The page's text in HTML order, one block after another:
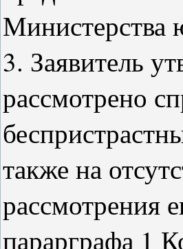
Министерства
3. Заявитель
рассмотрено
также на
рассмотрения
парарграфа 1